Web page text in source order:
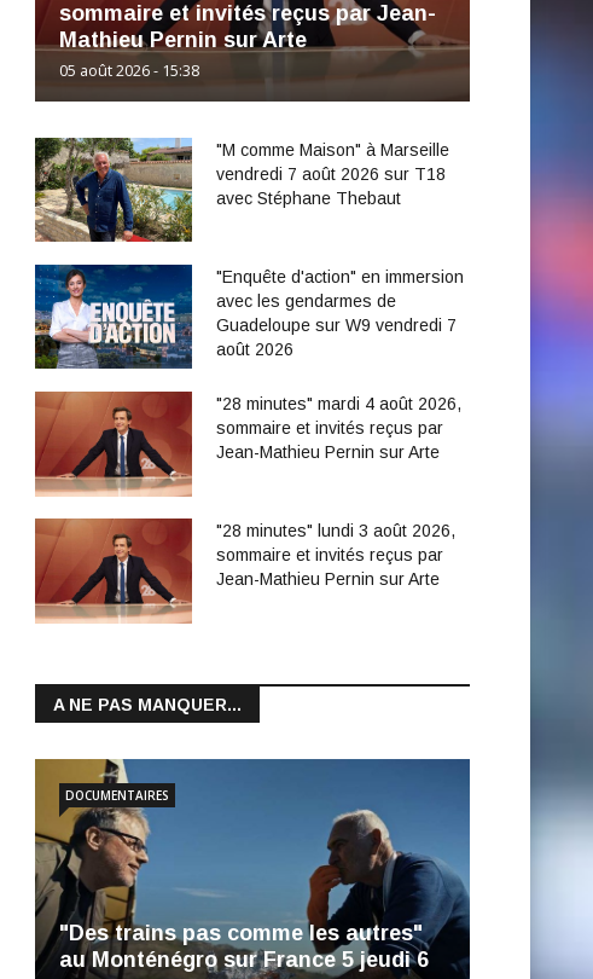
sommaire et invités reçus par Jean-
Mathieu Pernin sur Arte
05 août 2026 - 15:38
"M comme Maison" à Marseille
vendredi 7 août 2026 sur T18
avec Stéphane Thebaut
"Enquête d'action" en immersion
avec les gendarmes de
Guadeloupe sur W9 vendredi 7
août 2026
"28 minutes" mardi 4 août 2026,
sommaire et invités reçus par
Jean-Mathieu Pernin sur Arte
"28 minutes" lundi 3 août 2026,
sommaire et invités reçus par
Jean-Mathieu Pernin sur Arte
A NE PAS MANQUER...
"Des trains pas comme les autres"
au Monténégro sur France 5 jeudi 6
DOCUMENTAIRES